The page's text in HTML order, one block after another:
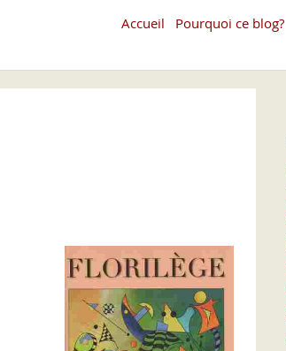
Accueil Pourquoi ce blog?